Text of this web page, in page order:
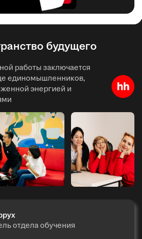
будущего
работы заключается
единомышленников,
энергией и
отдела обучения